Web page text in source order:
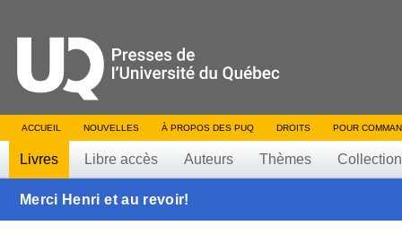
ACCUEIL NOUVELLES À PROPOS DES PUQ DROITS POUR
Livres Libre accès Auteurs Thèmes
Merci Henri et au revoir!